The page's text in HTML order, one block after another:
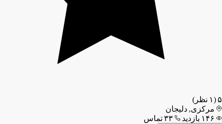
۵(۱ نظر)
مرکزی, دلیجان